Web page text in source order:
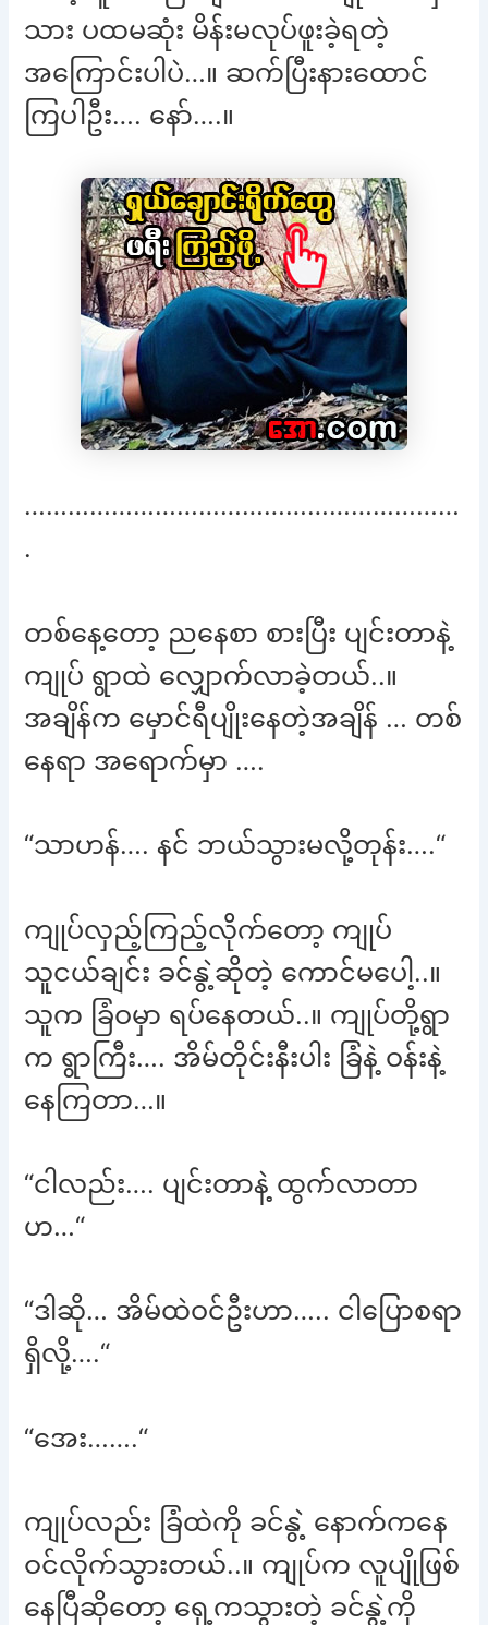
သား ပထမဆုံး မိန်းမလုပ်ဖူးခဲ့ရတဲ့
အကြောင်းပါပဲ…။ ဆက်ပြီးနားထောင်
ကြပါဦး…. နော်….။
……………………………………………………
.
တစ်နေ့တော့ ညနေစာ စားပြီး ပျင်းတာနဲ့
ကျုပ် ရွာထဲ လျှောက်လာခဲ့တယ်..။
အချိန်က မှောင်ရီပျိုးနေတဲ့အချိန် … တစ်
နေရာ အရောက်မှာ ….
“သာဟန်…. နင် ဘယ်သွားမလို့တုန်း….“
ကျုပ်လှည့်ကြည့်လိုက်တော့ ကျုပ်
သူငယ်ချင်း ခင်နွဲ့ဆိုတဲ့ ကောင်မပေါ့..။
သူက ခြံဝမှာ ရပ်နေတယ်..။ ကျုပ်တို့ရွာ
က ရွာကြီး…. အိမ်တိုင်းနီးပါး ခြံနဲ့ ဝန်းနဲ့
နေကြတာ…။
“ငါလည်း…. ပျင်းတာနဲ့ ထွက်လာတာ
ဟ…“
“ဒါဆို… အိမ်ထဲဝင်ဦးဟာ….. ငါပြောစရာ
ရှိလို့….“
“အေး…….“
ကျုပ်လည်း ခြံထဲကို ခင်နွဲ့ နောက်ကနေ
ဝင်လိုက်သွားတယ်..။ ကျုပ်က လူပျိုဖြစ်
နေပြီဆိုတော့ ရှေ့ကသွားတဲ့ ခင်နွဲ့ကို